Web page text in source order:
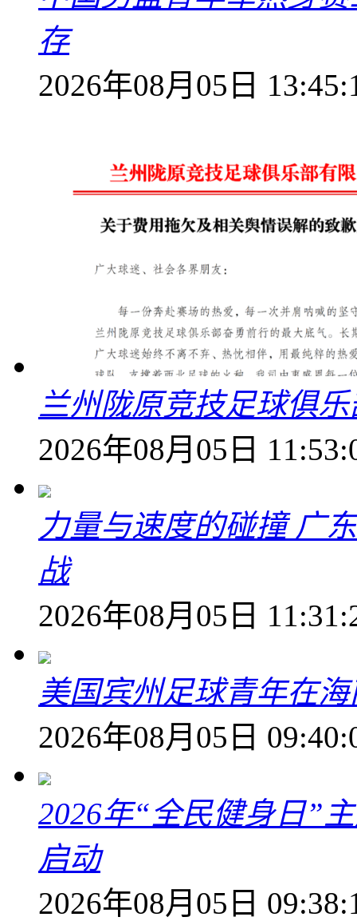
存
2026年08月05日
兰州陇原竞技足球俱
2026年08月05日
力量与速度的碰撞 广
战
2026年08月05日
美国宾州足球青年在
2026年08月05日
2026年“全民健身日”
启动
2026年08月05日